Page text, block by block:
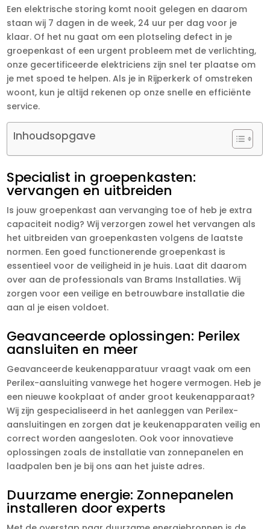
Een elektrische storing komt nooit gelegen en daarom
staan wij 7 dagen in de week, 24 uur per dag voor je
klaar. Of het nu gaat om een plotseling defect in je
groepenkast of een urgent probleem met de verlichting,
onze gecertificeerde elektriciens zijn snel ter plaatse om
je met spoed te helpen. Als je in Rijperkerk of omstreken
woont, kun je altijd rekenen op onze snelle en efficiënte
service.
Inhoudsopgave
Specialist in groepenkasten:
vervangen en uitbreiden
Is jouw groepenkast aan vervanging toe of heb je extra
capaciteit nodig? Wij verzorgen zowel het vervangen als
het uitbreiden van groepenkasten volgens de laatste
normen. Een goed functionerende groepenkast is
essentieel voor de veiligheid in je huis. Laat dit daarom
over aan de professionals van Brams Installaties. Wij
zorgen voor een veilige en betrouwbare installatie die
aan al je eisen voldoet.
Geavanceerde oplossingen: Perilex
aansluiten en meer
Geavanceerde keukenapparatuur vraagt vaak om een
Perilex-aansluiting vanwege het hogere vermogen. Heb je
een nieuwe kookplaat of ander groot keukenapparaat?
Wij zijn gespecialiseerd in het aanleggen van Perilex-
aansluitingen en zorgen dat je keukenapparaten veilig en
correct worden aangesloten. Ook voor innovatieve
oplossingen zoals de installatie van zonnepanelen en
laadpalen ben je bij ons aan het juiste adres.
Duurzame energie: Zonnepanelen
installeren door experts